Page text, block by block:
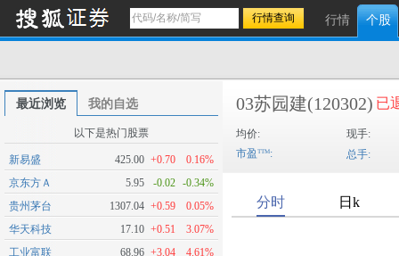
行情 个股
最近浏览 我的自选
以下是热门股票
新易盛 425.00 +0.70
0.16%
京东方Ａ
5.95 -0.02 -0.34%
贵州茅台
1307.04 +0.59
0.05%
华天科技
17.10 +0.51
3.07%
工业富联
68.96 +3.04 4.61%
03苏园建(120302) 已
均价:
现手:
市盈
: 总手: